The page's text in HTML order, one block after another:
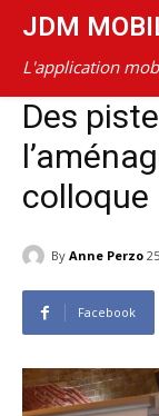
JDM
L'application
Des
colloque
By Anne Perzo
Facebook